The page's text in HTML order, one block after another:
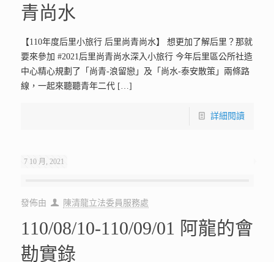
青尚水
【110年度后里小旅行 后里尚青尚水】 想更加了解后里？那就
要來參加 #2021后里尚青尚水深入小旅行 今年后里區公所社造
中心精心規劃了「尚青-浪留戀」及「尚水-泰安散策」兩條路
線，一起來聽聽青年二代[…]
詳細閱讀
7 10 月, 2021
發佈由 陳清龍立法委員服務處
110/08/10-110/09/01 阿龍的會
勘實錄